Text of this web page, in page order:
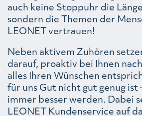
auch keine Stoppuhr die
sondern die Themen der
LEONET vertrauen!
Neben aktivem Zuhören
darauf, proaktiv bei Ihnen
alles Ihren Wünschen
für uns Gut nicht gut genug ist
immer besser werden. Dabei
LEONET Kundenservice auf